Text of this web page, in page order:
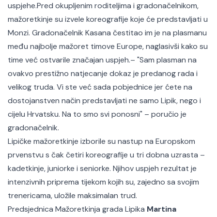
uspjehe.Pred okupljenim roditeljima i gradonačelnikom,
mažoretkinje su izvele koreografije koje će predstavljati u
Monzi. Gradonačelnik Kasana čestitao im je na plasmanu
među najbolje mažoret timove Europe, naglasivši kako su
time već ostvarile značajan uspjeh.– "Sam plasman na
ovakvo prestižno natjecanje dokaz je predanog rada i
velikog truda. Vi ste već sada pobjednice jer ćete na
dostojanstven način predstavljati ne samo Lipik, nego i
cijelu Hrvatsku. Na to smo svi ponosni" – poručio je
gradonačelnik.
Lipičke mažoretkinje izborile su nastup na Europskom
prvenstvu s čak četiri koreografije u tri dobna uzrasta –
kadetkinje, juniorke i seniorke. Njihov uspjeh rezultat je
intenzivnih priprema tijekom kojih su, zajedno sa svojim
trenericama, uložile maksimalan trud.
Predsjednica Mažoretkinja grada Lipika Martina